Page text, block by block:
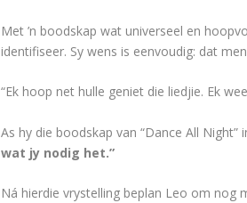
Met ’n boodskap wat universeel en
identifiseer. Sy wens is eenvoudig: dat
“Ek hoop net hulle geniet die liedjie. Ek
As hy die boodskap van “Dance All
wat jy nodig het.”
Ná hierdie vrystelling beplan Leo om nog